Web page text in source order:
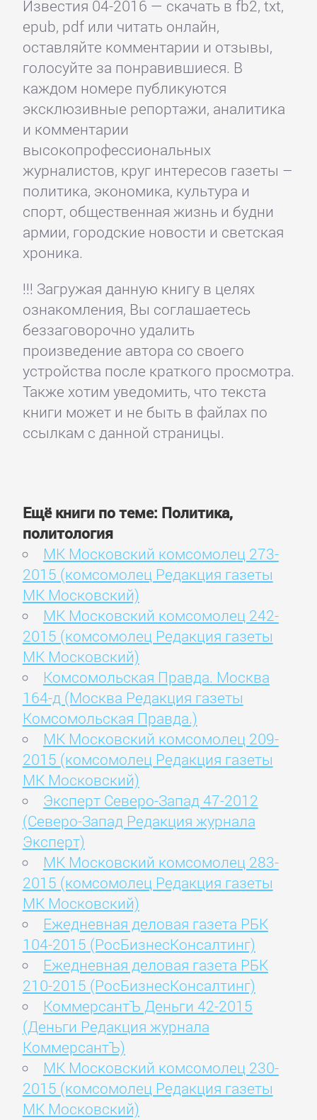
Известия 04-2016 — скачать в fb2, txt,
epub, pdf или читать онлайн,
оставляйте комментарии и отзывы,
голосуйте за понравившиеся. В
каждом номере публикуются
эксклюзивные репортажи, аналитика
и комментарии
высокопрофессиональных
журналистов, круг интересов газеты –
политика, экономика, культура и
спорт, общественная жизнь и будни
армии, городские новости и светская
хроника.
!!! Загружая данную книгу в целях
ознакомления, Вы соглашаетесь
беззаговорочно удалить
произведение автора со своего
устройства после краткого просмотра.
Также хотим уведомить, что текста
книги может и не быть в файлах по
ссылкам с данной страницы.
Ещё книги по теме: Политика,
политология
МК Московский комсомолец 273-
2015 (комсомолец Редакция газеты
МК Московский)
МК Московский комсомолец 242-
2015 (комсомолец Редакция газеты
МК Московский)
Комсомольская Правда. Москва
164-д (Москва Редакция газеты
Комсомольская Правда.)
МК Московский комсомолец 209-
2015 (комсомолец Редакция газеты
МК Московский)
Эксперт Северо-Запад 47-2012
(Северо-Запад Редакция журнала
Эксперт)
МК Московский комсомолец 283-
2015 (комсомолец Редакция газеты
МК Московский)
Ежедневная деловая газета РБК
104-2015 (РосБизнесКонсалтинг)
Ежедневная деловая газета РБК
210-2015 (РосБизнесКонсалтинг)
КоммерсантЪ Деньги 42-2015
(Деньги Редакция журнала
КоммерсантЪ)
МК Московский комсомолец 230-
2015 (комсомолец Редакция газеты
МК Московский)